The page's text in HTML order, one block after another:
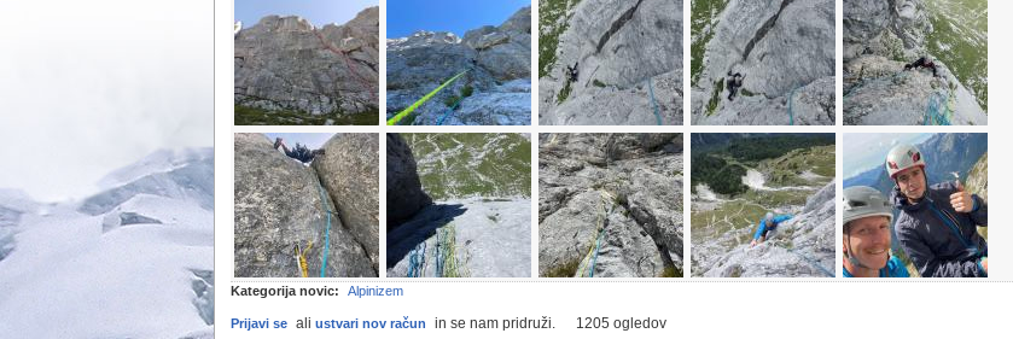
Kategorija novic: Alpinizem
Prijavi se ali ustvari nov račun in se nam pridruži. 1205 ogledov